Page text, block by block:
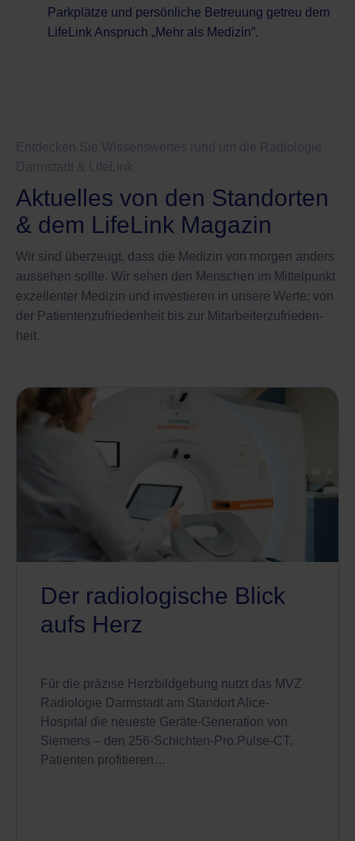
Parkplätze und persönliche Betreuung getreu dem
LifeLink Anspruch „Mehr als Medizin”.
Aktuelles von den Standorten
& dem LifeLink Magazin
Wir sind überzeugt, dass die Medizin von morgen anders
aussehen sollte. Wir sehen den Menschen im Mittelpunkt
exzellenter Medizin und investieren in unsere Werte: von
der Patienten­zufrieden­heit bis zur Mitarbeiter­zufrieden­
heit.
Der radiologische Blick
aufs Herz
Für die präzise Herzbildgebung nutzt das MVZ
Radiologie Darmstadt am Standort Alice-
Hospital die neueste Geräte-Generation von
Siemens – den 256-Schichten-Pro.Pulse-CT.
Patienten profitieren…